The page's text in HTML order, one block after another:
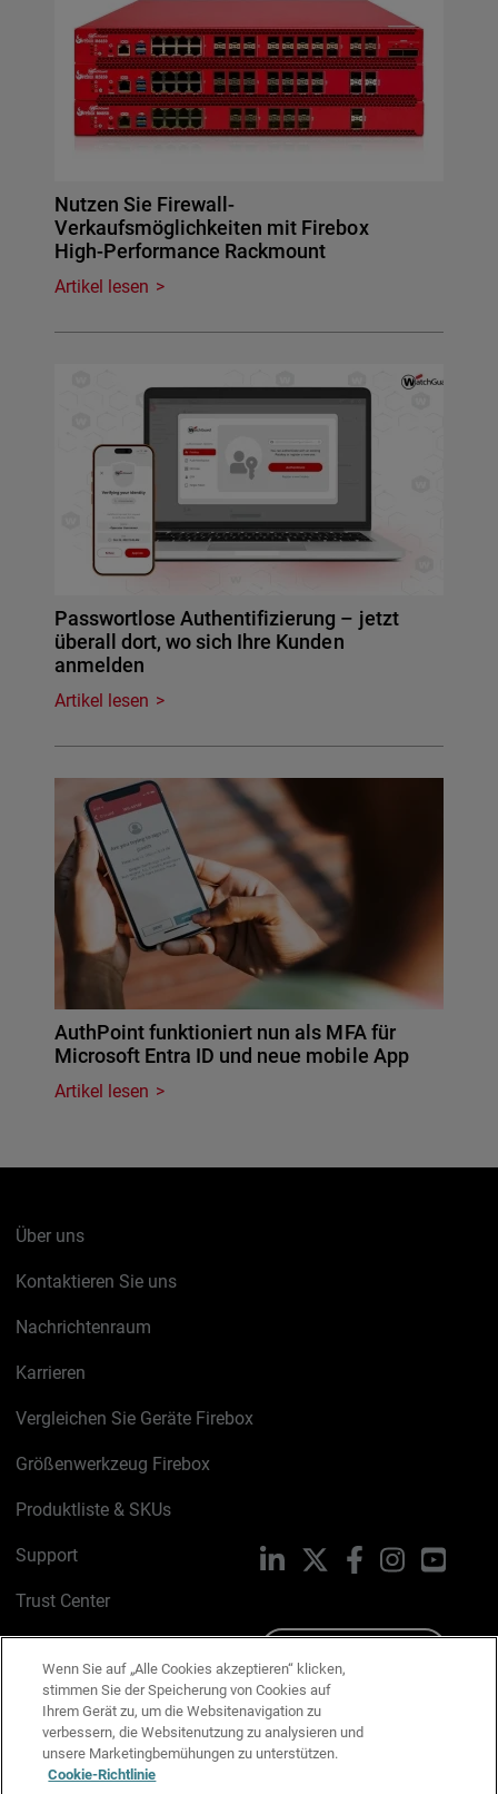
Nutzen Sie Firewall-
Verkaufsmöglichkeiten mit Firebox
High-Performance Rackmount
Artikel lesen
Passwortlose Authentifizierung – jetzt
überall dort, wo sich Ihre Kunden
anmelden
Artikel lesen
AuthPoint funktioniert nun als MFA für
Microsoft Entra ID und neue mobile App
Artikel lesen
Über uns
Kontaktieren Sie uns
Nachrichtenraum
Karrieren
Vergleichen Sie Geräte Firebox
Größenwerkzeug Firebox
Produktliste & SKUs
Support
Trust Center
Cookie-Richtlinie
Datenschutzrichtlinie
Media & Brand Kit
LinkedIn FacebookInstagram
Wenn Sie auf „Alle Cookies akzeptieren“ klicken,
stimmen Sie der Speicherung von Cookies auf
Ihrem Gerät zu, um die Websitenavigation zu
verbessern, die Websitenutzung zu analysieren und
unsere Marketingbemühungen zu unterstützen.
Cookie-Richtlinie